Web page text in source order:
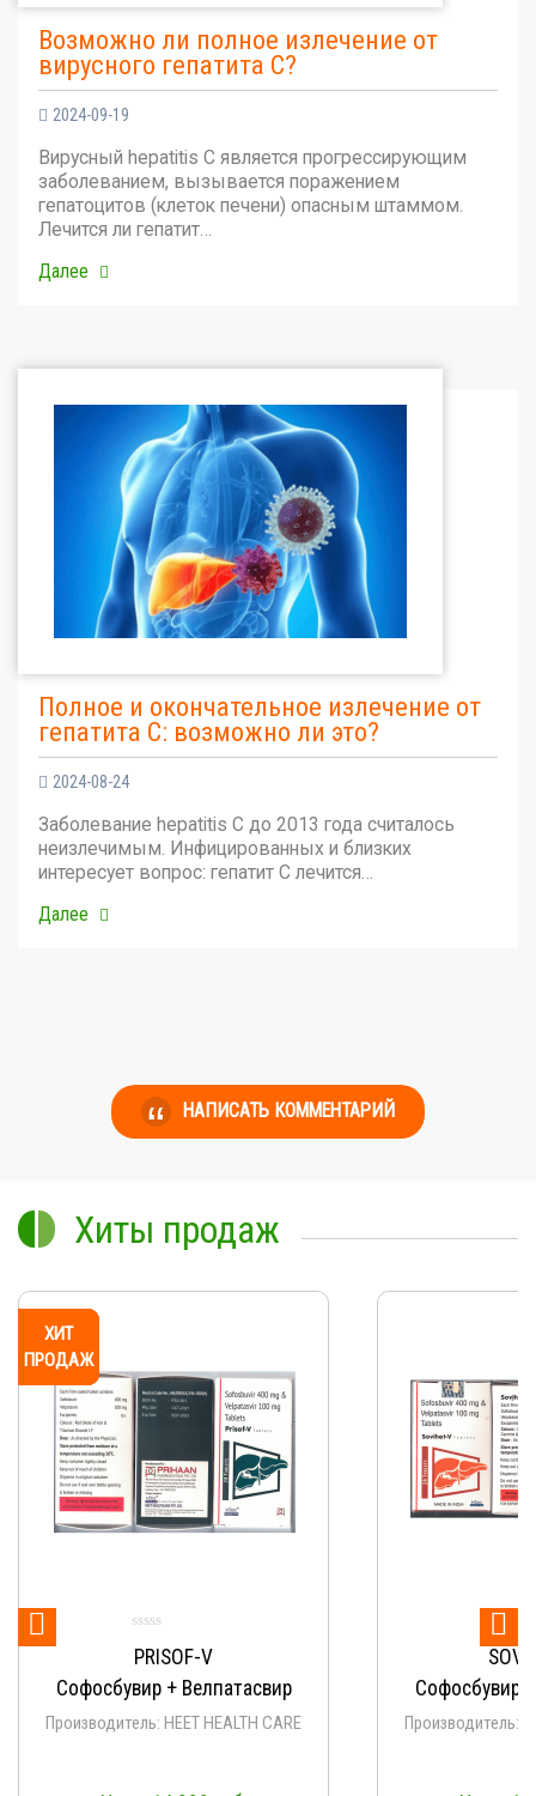
Возможно ли полное излечение от
вирусного гепатита С?
2024-09-19
Вирусный hepatitis C является прогрессирующим
заболеванием, вызывается поражением
гепатоцитов (клеток печени) опасным штаммом.
Лечится ли гепатит…
Далее
Полное и окончательное излечение от
гепатита С: возможно ли это?
2024-08-24
Заболевание hepatitis C до 2013 года считалось
неизлечимым. Инфицированных и близких
интересует вопрос: гепатит С лечится…
Далее
НАПИСАТЬ КОММЕНТАРИЙ
Хиты продаж
HEALTH CARE
Софосбувир + Велпатасвир
Производитель: HEET HEALTH CARE
 